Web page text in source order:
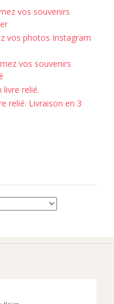
vos souvenirs
vos photos Instagram
vos souvenirs
livre relié.
relié. Livraison en 3